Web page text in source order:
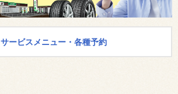
サービスメニュー・各種予約